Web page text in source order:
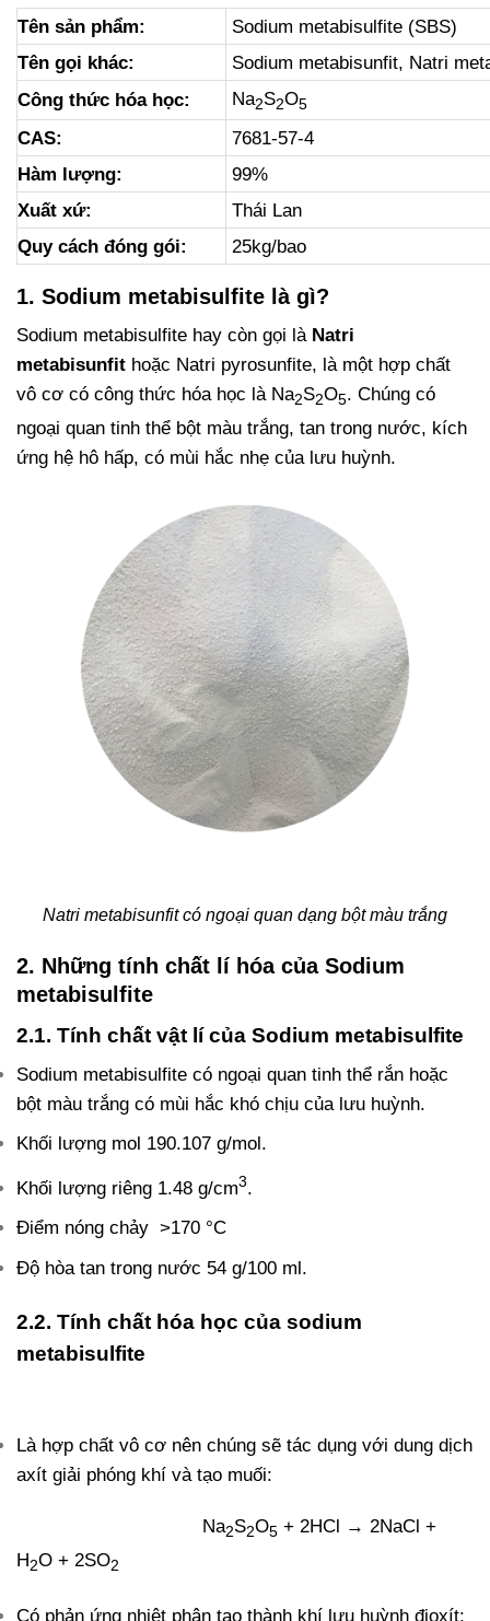
Tên sản phẩm:
Sodium metabisulfite (SBS)
Tên gọi khác:
Sodium metabisunfit, Natri
Công thức hóa học:
Na2S2O5
CAS:
7681-57-4
Hàm lượng:
99%
Xuất xứ:
Thái Lan
Quy cách đóng gói:
25kg/bao
1. Sodium metabisulfite là gì?
Sodium metabisulfite hay còn gọi là Natri
metabisunfit hoặc Natri pyrosunfite, là một hợp chất
vô cơ có công thức hóa học là Na2S2O5. Chúng có
ngoại quan tinh thể bột màu trắng, tan trong nước, kích
ứng hệ hô hấp, có mùi hắc nhẹ của lưu huỳnh.
Natri metabisunfit có ngoại quan dạng bột màu trắng
2. Những tính chất lí hóa của Sodium
metabisulfite
2.1. Tính chất vật lí của Sodium metabisulfite
Sodium metabisulfite có ngoại quan tinh thể rắn hoặc
bột màu trắng có mùi hắc khó chịu của lưu huỳnh.
Khối lượng mol 190.107 g/mol.
Khối lượng riêng 1.48 g/cm3.
Điểm nóng chảy >170 °C
Độ hòa tan trong nước 54 g/100 ml.
2.2. Tính chất hóa học của sodium
metabisulfite
Là hợp chất vô cơ nên chúng sẽ tác dụng với dung dịch
axít giải phóng khí và tạo muối:
Na2S2O5 + 2HCl → 2NaCl +
H2O + 2SO2
Có phản ứng nhiệt phân tạo thành khí lưu huỳnh đioxít: